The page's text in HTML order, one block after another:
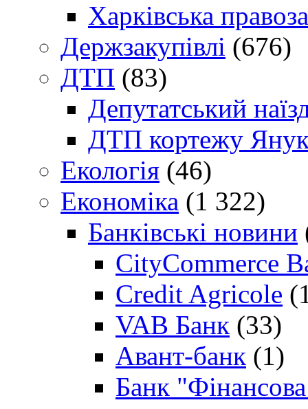
Харківська
Держзакупівлі (676)
ДТП (83)
Депутатський
ДТП кортежу
Екологія (46)
Економіка (1 322)
Банківські новини
CityCommerce
Credit Agricole
VAB Банк (33)
Авант-банк (1)
Банк "Фінансова